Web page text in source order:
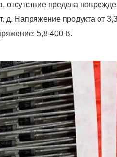
предела
д. Напряжение продукта от
5,8-400 В.